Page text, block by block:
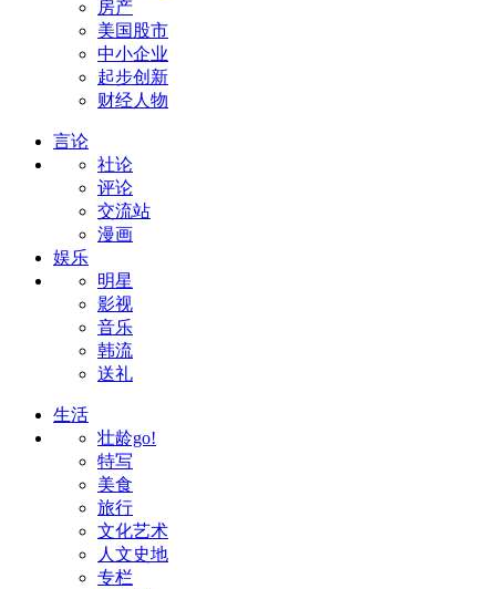
房产
美国股市
中小企业
起步创新
财经人物
言论
社论
评论
交流站
漫画
娱乐
明星
影视
音乐
韩流
送礼
生活
壮龄go!
特写
美食
旅行
文化艺术
人文史地
专栏